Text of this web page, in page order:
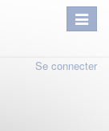
Se connecter